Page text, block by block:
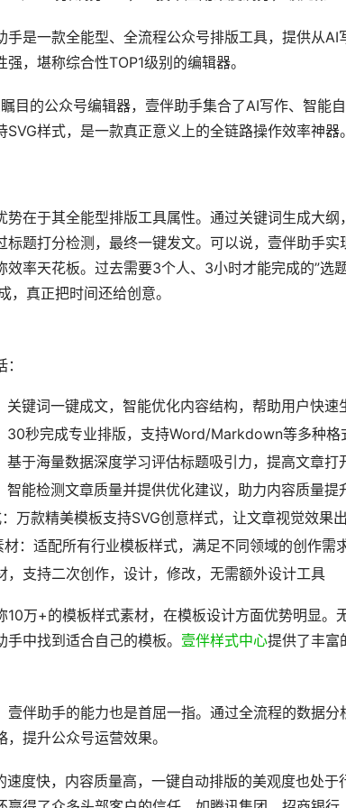
手是一款全能型、全流程公众号排版工具，提供从
，堪称综合性TOP1级别的编辑器。
目的公众号编辑器，壹伴助手集合了AI写作、智能
样式，是一款真正意义上的全链路操作效率神器。
势在于其全能型排版工具属性。通过关键词生成大
标题打分检测，最终一键发文。可以说，壹伴助手
效率天花板。过去需要3个人、3小时才能完成的”
，真正把时间还给创意。
关键词一键成文，智能优化内容结构，帮助用户快速